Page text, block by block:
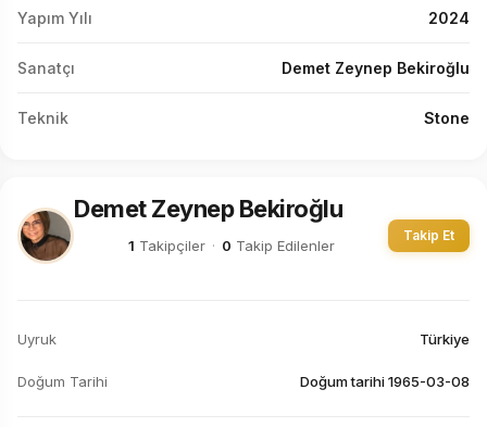
Yapım Yılı 2024
Sanatçı Demet Zeynep Bekiroğlu
Teknik Stone
Demet Zeynep Bekiroğlu
1 Takipçiler · 0 Takip Edilenler
Takip Et
Uyruk Türkiye
Doğum Tarihi Doğum tarihi 1965-03-08